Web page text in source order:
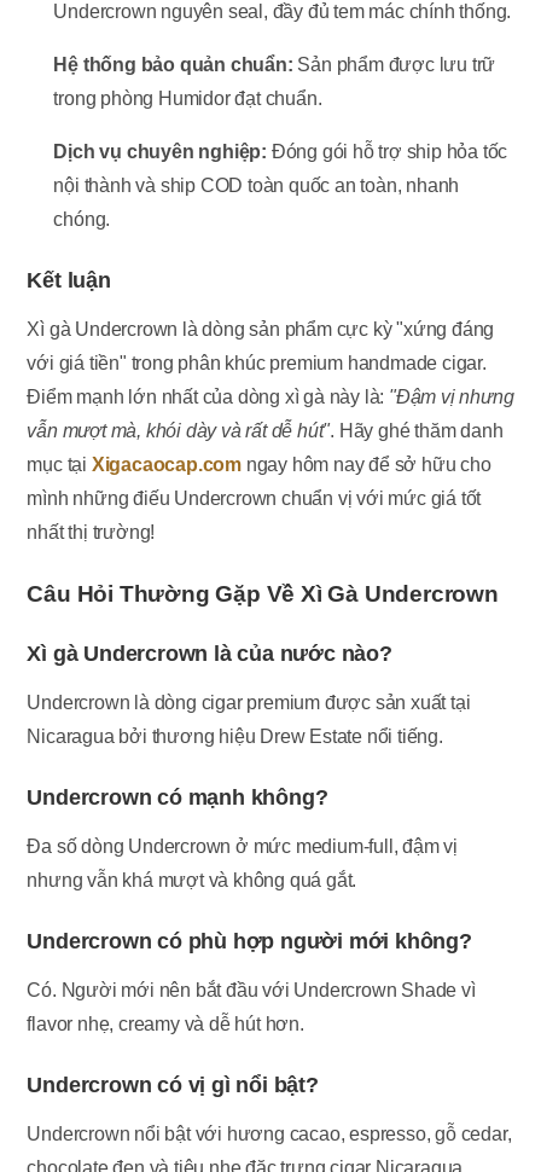
Undercrown nguyên seal, đầy đủ tem mác chính thống.
Hệ thống bảo quản chuẩn: Sản phẩm được lưu trữ
trong phòng Humidor đạt chuẩn.
Dịch vụ chuyên nghiệp: Đóng gói hỗ trợ ship hỏa tốc
nội thành và ship COD toàn quốc an toàn, nhanh
chóng.
Kết luận
Xì gà Undercrown là dòng sản phẩm cực kỳ "xứng đáng
với giá tiền" trong phân khúc premium handmade cigar.
Điểm mạnh lớn nhất của dòng xì gà này là: "Đậm vị nhưng
vẫn mượt mà, khói dày và rất dễ hút". Hãy ghé thăm danh
mục tại Xigacaocap.com ngay hôm nay để sở hữu cho
mình những điếu Undercrown chuẩn vị với mức giá tốt
nhất thị trường!
Câu Hỏi Thường Gặp Về Xì Gà Undercrown
Xì gà Undercrown là của nước nào?
Undercrown là dòng cigar premium được sản xuất tại
Nicaragua bởi thương hiệu Drew Estate nổi tiếng.
Undercrown có mạnh không?
Đa số dòng Undercrown ở mức medium-full, đậm vị
nhưng vẫn khá mượt và không quá gắt.
Undercrown có phù hợp người mới không?
Có. Người mới nên bắt đầu với Undercrown Shade vì
flavor nhẹ, creamy và dễ hút hơn.
Undercrown có vị gì nổi bật?
Undercrown nổi bật với hương cacao, espresso, gỗ cedar,